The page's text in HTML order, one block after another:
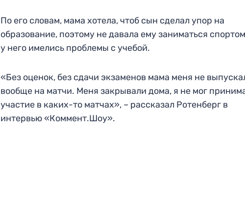
По его словам, мама хотела, чтоб сын сделал упор на
образование, поэтому не давала ему заниматься
у него имелись проблемы с учебой.
«Без оценок, без сдачи экзаменов мама меня не
вообще на матчи. Меня закрывали дома, я не мог
участие в каких-то матчах», – рассказал Ротенберг в
интервью «Коммент.Шоу».